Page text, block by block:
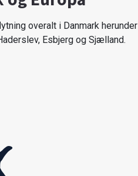
overalt i Danmark herunder
Esbjerg og Sjælland.